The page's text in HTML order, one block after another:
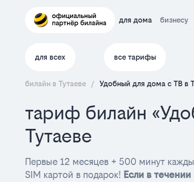
для дома бизнесу
для всех все тарифы
билайн в Тутаеве / Удобный для дома с ТВ в
тариф билайн
Тутаеве
Первые 12 месяцев + 500 минут
SIM картой в подарок! Если в